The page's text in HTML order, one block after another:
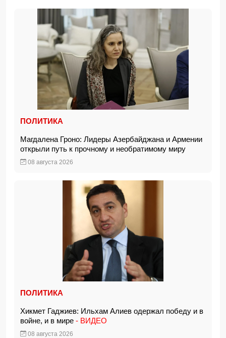
ПОЛИТИКА
Магдалена Гроно: Лидеры Азербайджана и Армении
открыли путь к прочному и необратимому миру
08 августа 2026
ПОЛИТИКА
Хикмет Гаджиев: Ильхам Алиев одержал победу и в
войне, и в мире - ВИДЕО
08 августа 2026